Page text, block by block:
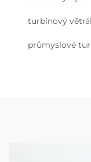
turbínový
průmyslové